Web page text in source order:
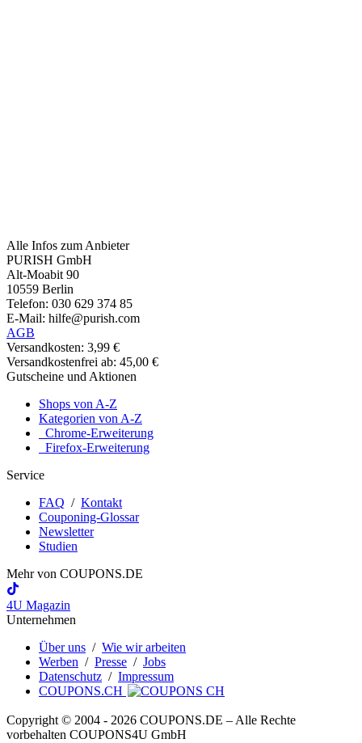
Alle Infos zum Anbieter
PURISH GmbH
Alt-Moabit 90
10559 Berlin
Telefon: 030 629 374 85
E-Mail: hilfe@purish.com
AGB
Versandkosten: 3,99 €
Versandkostenfrei ab: 45,00 €
Gutscheine und Aktionen
Shops von A-Z
Kategorien von A-Z
Chrome-Erweiterung
Firefox-Erweiterung
Service
FAQ / Kontakt
Couponing-Glossar
Newsletter
Studien
Mehr von COUPONS.DE
4U Magazin
Unternehmen
Über uns / Wie wir arbeiten
Werben / Presse / Jobs
Datenschutz / Impressum
COUPONS.CH
Copyright © 2004 ‐ 2026 COUPONS.DE – Alle Rechte
vorbehalten COUPONS4U GmbH